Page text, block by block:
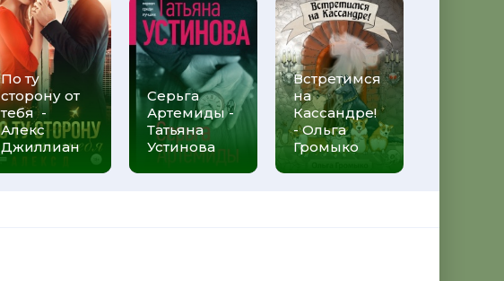
По ту
сторону от
тебя -
Алекс
Джиллиан
Серьга
Артемиды -
Татьяна
Устинова
Встретимся
на
Кассандре!
- Ольга
Громыко